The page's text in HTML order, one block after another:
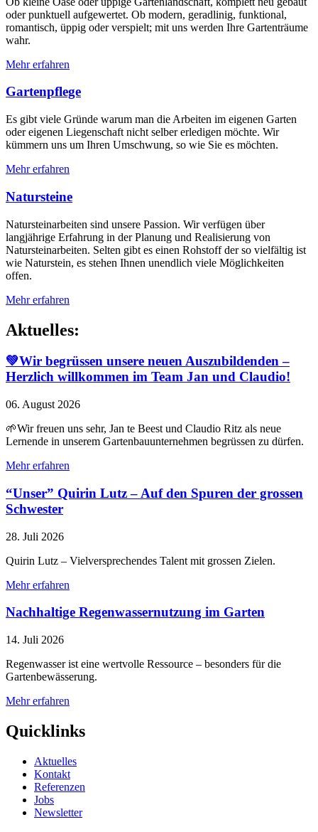
oder punktuell aufgewertet. Ob modern, geradlinig, funktional,
romantisch, üppig oder verspielt; mit uns werden Ihre Gartenträume
wahr.
Mehr erfahren
Gartenpflege
Es gibt viele Gründe warum man die Arbeiten im eigenen Garten
oder eigenen Liegenschaft nicht selber erledigen möchte. Wir
kümmern uns um Ihren Umschwung, so wie Sie es möchten.
Mehr erfahren
Natursteine
Natursteinarbeiten sind unsere Passion. Wir verfügen über
langjährige Erfahrung in der Planung und Realisierung von
Natursteinarbeiten. Selten gibt es einen Rohstoff der so vielfältig ist
wie Naturstein, es stehen Ihnen unendlich viele Möglichkeiten
offen.
Mehr erfahren
Aktuelles:
💚Wir begrüssen unsere neuen Auszubildenden –
Herzlich willkommen im Team Jan und Claudio!
06. August 2026
🌱Wir freuen uns sehr, Jan te Beest und Claudio Ritz als neue
Lernende in unserem Gartenbauunternehmen begrüssen zu dürfen.
Mehr erfahren
“Unser” Quirin Lutz – Auf den Spuren der grossen
Schwester
28. Juli 2026
Quirin Lutz – Vielversprechendes Talent mit grossen Zielen.
Mehr erfahren
Nachhaltige Regenwassernutzung im Garten
14. Juli 2026
Regenwasser ist eine wertvolle Ressource – besonders für die
Gartenbewässerung.
Mehr erfahren
Quicklinks
Aktuelles
Kontakt
Referenzen
Jobs
Newsletter